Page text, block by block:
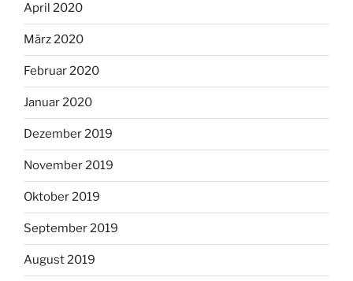
April 2020
März 2020
Februar 2020
Januar 2020
Dezember 2019
November 2019
Oktober 2019
September 2019
August 2019